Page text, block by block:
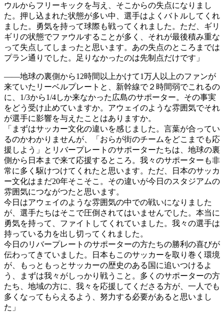
ウルからフリーキックを与え、そこからの失点になりまし
た。押し込まれた状態が多い中、選手はよくバトルしてくれ
ました。勇気を持って球際も戦ってくれました。ただ、ギリ
ギリの状態でファウルすることが多く、それが最後積み重な
って失点してしまったと思います。あの失点のところまでは
プラン通りでした。足りなかったのは先制点だけです」
――地球の裏側から12時間以上かけて1万人以上のファンが
来ていたリーベルプレートと、新幹線で２時間弱でこれるの
に、1/3から1/4しか来なかった広島のサポーター。その事実
をどう受け止めていますか。アウェイのような雰囲気でそれ
が選手に影響を与えたことはありますか。
「まずはサッカー文化の違いを感じました。言葉が合ってい
るのかわかりませんが、「おらが街のチームをどこまでも応
援しよう」とリバープレートのサポーターたちは、地球の裏
側から日本まで来て応援するところ。我々のサポーターも非
常に多く駆けつけてくれたと思います。ただ、日本のサッカ
ー文化はまだ20年そこそこ。その違いが今日のスタジアムの
雰囲気につながつたと思います。
今日はアウェイのような雰囲気の中での戦いになりました
が、選手たちはそこで圧倒されてはいませんでした。本当に
勇気を持って、ファイトしてくれていました。我々の選手は
持っている力を出し切ってくれました。
今日のリバープレートのサポーターの方たちの勝利の喜びが
伝わってきていました。日本もこのサッカーを取り巻く環境
が、もっともっとサッカーの歴史のある国に追いつけるよ
う、まずは我々がしっかり戦うこと。多くのサポーターの方
たち、地域の方に、我々を応援してくださる方が、一人でも
多くなってもらえるよう、努力する必要があると思いまし
た」